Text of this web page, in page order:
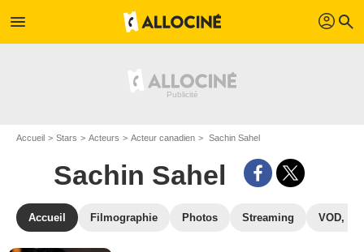
menu profil search
Accueil Stars Acteurs Acteur canadien Sachin Sahel
Sachin Sahel
Accueil Filmographie Photos Streaming VOD,